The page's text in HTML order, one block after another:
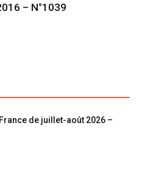
– N°1039
France de juillet-août 2026 –